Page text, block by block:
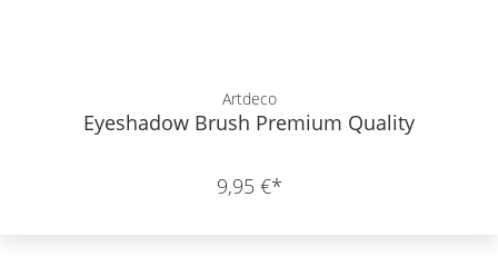
Artdeco
Eyeshadow Brush Premium Quality
9,95 €*